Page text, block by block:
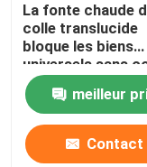
La fonte chaude
colle translucide
bloque les biens
universels sans
meilleur
Contact